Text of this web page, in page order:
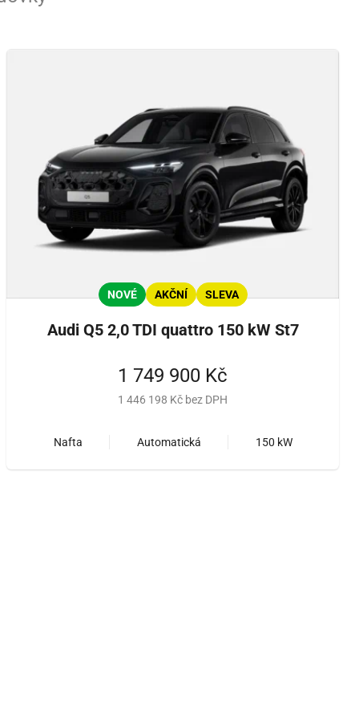
NOVÉ AKČNÍ SLEVA
Audi Q5 2,0 TDI quattro 150 kW St7
1 749 900 Kč
1 446 198 Kč bez DPH
Nafta Automatická 150 kW